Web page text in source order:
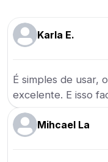
Karla E.
É simples de usar,
excelente. E isso
Mihcael La